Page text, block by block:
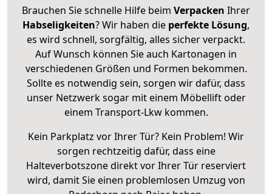
Brauchen Sie schnelle Hilfe beim Verpacken Ihrer
Habseligkeiten? Wir haben die perfekte Lösung,
es wird schnell, sorgfältig, alles sicher verpackt.
Auf Wunsch können Sie auch Kartonagen in
verschiedenen Größen und Formen bekommen.
Sollte es notwendig sein, sorgen wir dafür, dass
unser Netzwerk sogar mit einem Möbellift oder
einem Transport-Lkw kommen.
Kein Parkplatz vor Ihrer Tür? Kein Problem! Wir
sorgen rechtzeitig dafür, dass eine
Halteverbotszone direkt vor Ihrer Tür reserviert
wird, damit Sie einen problemlosen Umzug von